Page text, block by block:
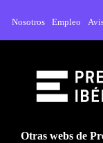
Nosotros Empleo
Otras webs de